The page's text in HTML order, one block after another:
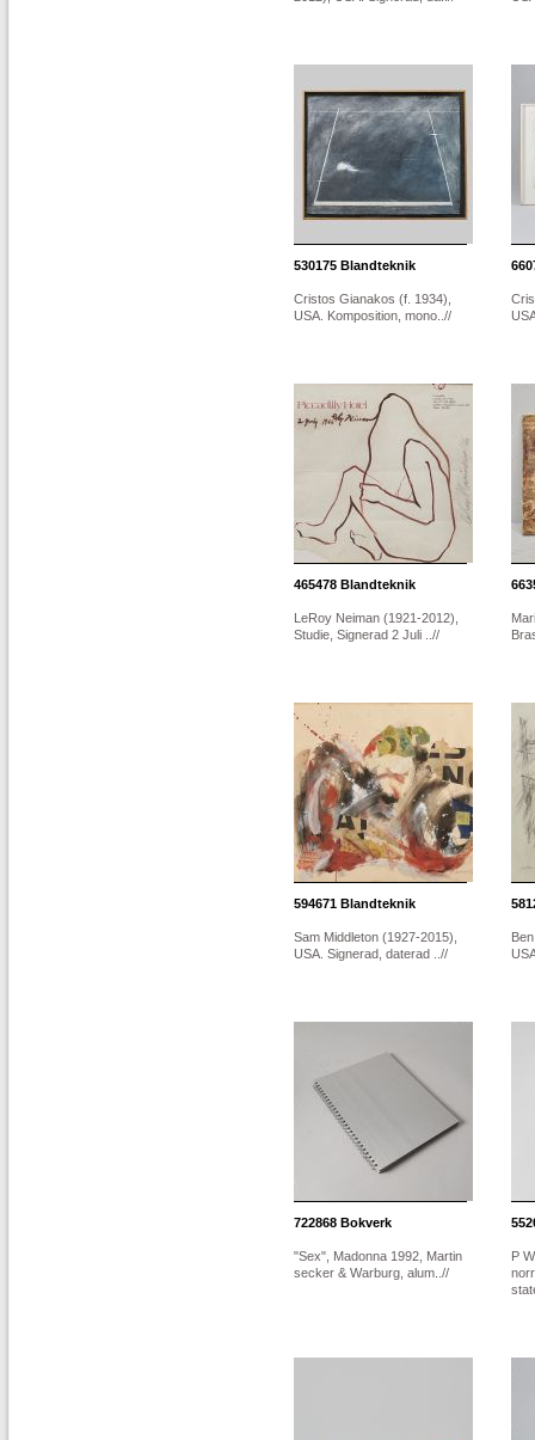
530175 Blandteknik
Cristos Gianakos (f. 1934),
USA. Komposition, mono..//
465478 Blandteknik
LeRoy Neiman (1921-2012),
Studie, Signerad 2 Juli ..//
594671 Blandteknik
Sam Middleton (1927-2015),
USA. Signerad, daterad ..//
722868 Bokverk
"Sex", Madonna 1992, Martin
secker & Warburg, alum..//
P